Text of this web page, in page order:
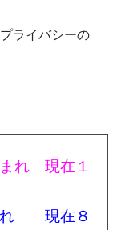
ライバシーの
れ 現在１
れ 現在８